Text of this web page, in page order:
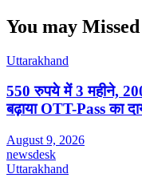
You may Missed
Uttarakhand
550 रुपये में 3 महीने,
बढ़ाया OTT-Pass का
August 9, 2026
newsdesk
Uttarakhand